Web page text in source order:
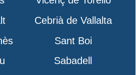
Cebrià de Vallalta
Sant Boi
Sabadell